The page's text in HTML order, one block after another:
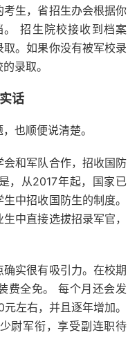
生，省招生办会根据你
招生院校接收到档案
。如果你没有被军校录
录取。
话
也顺便说清楚。
和军队合作，招收国防
，从2017年起，国家已
中招收国防生的制度。
中直接选拔招录军官，
确实很有吸引力。在校期
费全免。 每个月还会发
左右，并且逐年增加。
尉军衔，享受副连职待